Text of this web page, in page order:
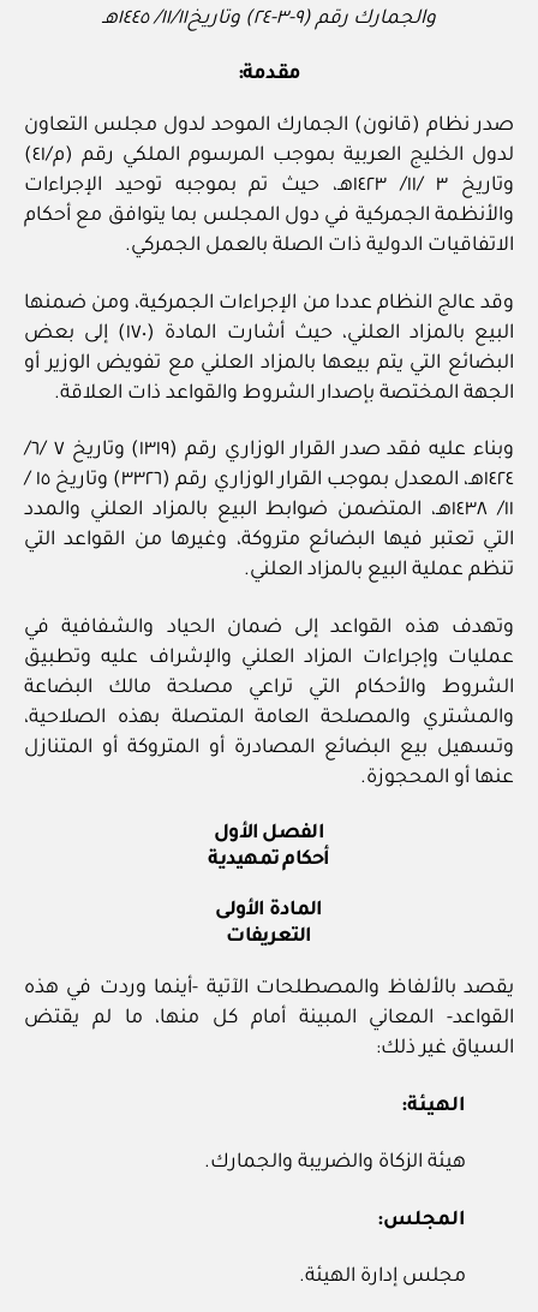
والجمارك رقم (٩-٣-٢٤) وتاريخ١١/١١/ ١٤٤٥هـ
مقدمة:
صدر نظام (قانون) الجمارك الموحد لدول مجلس التعاون
لدول الخليج العربية بموجب المرسوم الملكي رقم (م/٤١)
وتاريخ ٣ /١١/ ١٤٢٣هـ، حيث تم بموجبه توحيد الإجراءات
والأنظمة الجمركية في دول المجلس بما يتوافق مع أحكام
الاتفاقيات الدولية ذات الصلة بالعمل الجمركي.
وقد عالج النظام عددا من الإجراءات الجمركية، ومن ضمنها
البيع بالمزاد العلني، حيث أشارت المادة (١٧٠) إلى بعض
البضائع التي يتم بيعها بالمزاد العلني مع تفويض الوزير أو
الجهة المختصة بإصدار الشروط والقواعد ذات العلاقة.
وبناء عليه فقد صدر القرار الوزاري رقم (١٣١٩) وتاريخ ٧ /٦/
١٤٢٤هـ، المعدل بموجب القرار الوزاري رقم (٣٣٢٦) وتاريخ ١٥ /
١١/ ١٤٣٨هـ، المتضمن ضوابط البيع بالمزاد العلني والمدد
التي تعتبر فيها البضائع متروكة، وغيرها من القواعد التي
تنظم عملية البيع بالمزاد العلني.
وتهدف هذه القواعد إلى ضمان الحياد والشفافية في
عمليات وإجراءات المزاد العلني والإشراف عليه وتطبيق
الشروط والأحكام التي تراعي مصلحة مالك البضاعة
والمشتري والمصلحة العامة المتصلة بهذه الصلاحية،
وتسهيل بيع البضائع المصادرة أو المتروكة أو المتنازل
عنها أو المحجوزة.
الفصل الأول
أحكام تمهيدية
المادة الأولى
التعريفات
يقصد بالألفاظ والمصطلحات الآتية -أينما وردت في هذه
القواعد- المعاني المبينة أمام كل منها، ما لم يقتض
السياق غير ذلك:
الهيئة:
هيئة الزكاة والضريبة والجمارك.
المجلس:
مجلس إدارة الهيئة.